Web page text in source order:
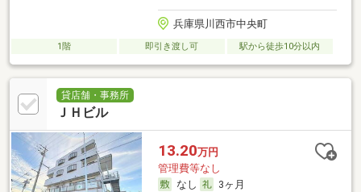
兵庫県川西市中央町
1階 即引き渡し可 駅から徒歩10分以内
貸店舗・事務所
ＪＨビル
13.20万円
管理費等なし
なし
3ヶ月